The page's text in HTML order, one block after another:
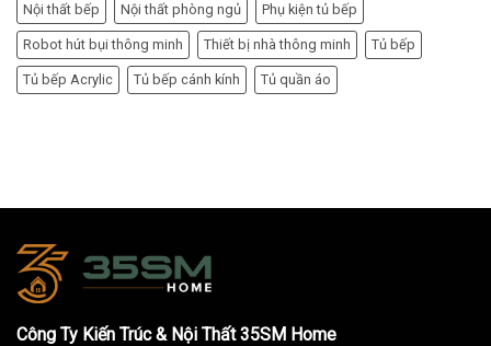
Nội thất bếp Nội thất phòng ngủ Phụ kiện tủ bếp
Robot hút bụi thông minh Thiết bị nhà thông minh Tủ bếp
Tủ bếp Acrylic Tủ bếp cánh kính Tủ quần áo
Công Ty Kiến Trúc & Nội Thất 35SM Home